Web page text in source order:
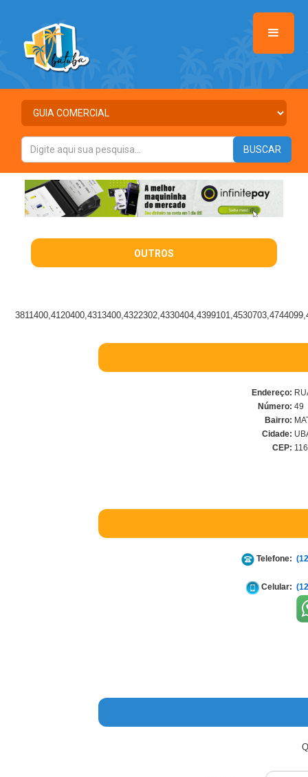
OUTROS
Endereço:
Número: 49
Bairro:
Cidade:
CEP:
Telefone:
Celular: